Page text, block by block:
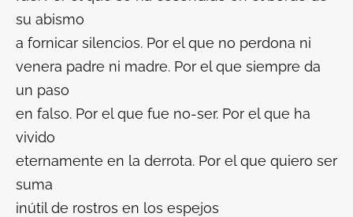
su abismo
a fornicar silencios. Por el que no perdona ni
venera padre ni madre. Por el que siempre da
un paso
en falso. Por el que fue no-ser. Por el que ha
vivido
eternamente en la derrota. Por el que quiero ser
suma
inútil de rostros en los espejos